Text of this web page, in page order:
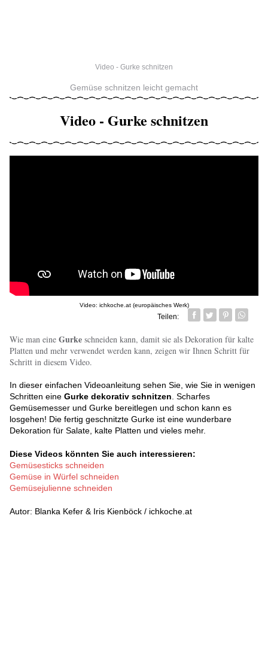
Video - Gurke schnitzen
Gemüse schnitzen leicht gemacht
Video - Gurke schnitzen
Video: ichkoche.at (europäisches Werk)
Teilen:
Facebook
TwitterPin it
Wie man eine Gurke schneiden kann, damit sie als Dekoration für kalte
Platten und mehr verwendet werden kann, zeigen wir Ihnen Schritt für
Schritt in diesem Video.
In dieser einfachen Videoanleitung sehen Sie, wie Sie in wenigen
Schritten eine Gurke dekorativ schnitzen. Scharfes
Gemüsemesser und Gurke bereitlegen und schon kann es
losgehen! Die fertig geschnitzte Gurke ist eine wunderbare
Dekoration für Salate, kalte Platten und vieles mehr.
Diese Videos könnten Sie auch interessieren:
Gemüsesticks schneiden
Gemüse in Würfel schneiden
Gemüsejulienne schneiden
Autor: Blanka Kefer & Iris Kienböck / ichkoche.at